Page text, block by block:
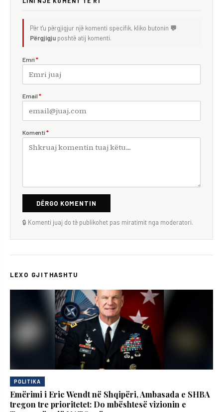
Për t'u përgjigjur një komenti specifik, kliko butonin 💬
Përgjigju poshtë atij komenti.
Emri *
Email *
Komenti *
DËRGO KOMENTIN
🔒 Komenti juaj do të publikohet pas miratimit nga moderatori.
LEXO GJITHASHTU
POLITIKA
Emërimi i Eric Wendt në Shqipëri, Ambasada e SHBA
tregon tre prioritetet: Do mbështesë vizionin e